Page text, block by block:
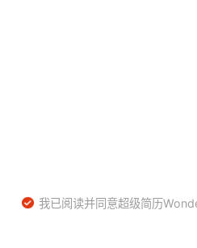
我已阅读并同意超级简历